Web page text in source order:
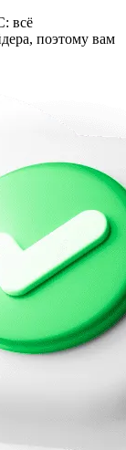
всё
поэтому вам